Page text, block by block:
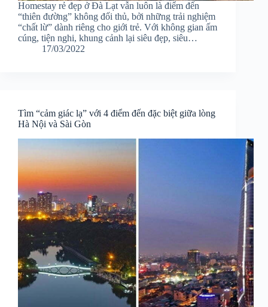
Homestay rẻ đẹp ở Đà Lạt vẫn luôn là điểm đến
“thiên đường” không đối thủ, bởi những trải nghiệm
“chất lừ” dành riêng cho giới trẻ. Với không gian ấm
cúng, tiện nghi, khung cảnh lại siêu đẹp, siêu…
17/03/2022
Tìm “cảm giác lạ” với 4 điểm đến đặc biệt giữa lòng
Hà Nội và Sài Gòn